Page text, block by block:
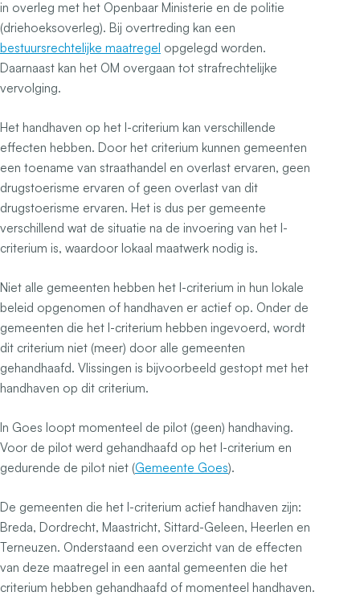
in overleg met het Openbaar Ministerie en de politie
(driehoeksoverleg). Bij overtreding kan een
bestuursrechtelijke maatregel opgelegd worden.
Daarnaast kan het OM overgaan tot strafrechtelijke
vervolging.
Het handhaven op het I-criterium kan verschillende
effecten hebben. Door het criterium kunnen gemeenten
een toename van straathandel en overlast ervaren, geen
drugstoerisme ervaren of geen overlast van dit
drugstoerisme ervaren. Het is dus per gemeente
verschillend wat de situatie na de invoering van het I-
criterium is, waardoor lokaal maatwerk nodig is.
Niet alle gemeenten hebben het I-criterium in hun lokale
beleid opgenomen of handhaven er actief op. Onder de
gemeenten die het I-criterium hebben ingevoerd, wordt
dit criterium niet (meer) door alle gemeenten
gehandhaafd. Vlissingen is bijvoorbeeld gestopt met het
handhaven op dit criterium.
In Goes loopt momenteel de pilot (geen) handhaving.
Voor de pilot werd gehandhaafd op het I-criterium en
gedurende de pilot niet (Gemeente Goes).
De gemeenten die het I-criterium actief handhaven zijn:
Breda, Dordrecht, Maastricht, Sittard-Geleen, Heerlen en
Terneuzen. Onderstaand een overzicht van de effecten
van deze maatregel in een aantal gemeenten die het
criterium hebben gehandhaafd of momenteel handhaven.